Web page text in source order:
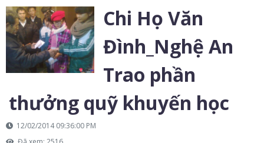
Chi Họ Văn
Đình_Nghệ An
Trao phần
thưởng quỹ khuyến học
12/02/2014 09:36:00 PM